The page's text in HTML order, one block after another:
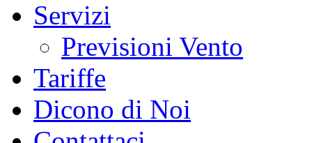
Servizi
Previsioni Vento
Tariffe
Dicono di Noi